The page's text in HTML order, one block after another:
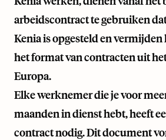
arbeidscontract te gebruiken
Kenia is opgesteld en
het format van contracten uit
Europa.
Elke werknemer die je voor
maanden in dienst hebt, heeft
contract nodig. Dit document